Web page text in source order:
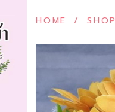
HOME / SHOP